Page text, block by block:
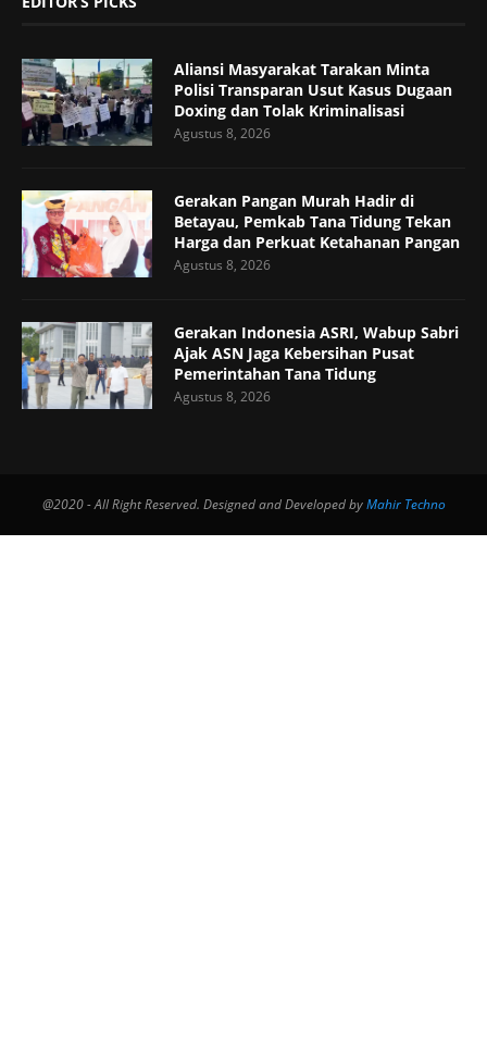
Aliansi Masyarakat Tarakan Minta
Polisi Transparan Usut Kasus Dugaan
Doxing dan Tolak Kriminalisasi
Agustus 8, 2026
Gerakan Pangan Murah Hadir di
Betayau, Pemkab Tana Tidung Tekan
Harga dan Perkuat Ketahanan Pangan
Agustus 8, 2026
Gerakan Indonesia ASRI, Wabup Sabri
Ajak ASN Jaga Kebersihan Pusat
Pemerintahan Tana Tidung
Agustus 8, 2026
@2020 - All Right Reserved. Designed and Developed byMahir Techno